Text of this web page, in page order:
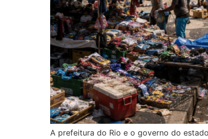
A prefeitura do Rio e o governo do